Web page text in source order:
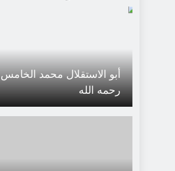
أبو الاستقلال محمد الخامس
رحمه الله